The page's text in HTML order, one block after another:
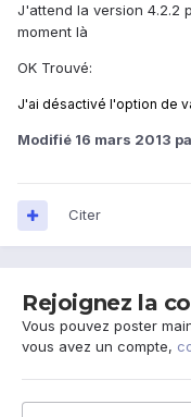
J'attend la version 4.2.2
moment là
OK Trouvé:
J'ai désactivé l'option de
Modifié 16 mars 2013
Citer
Rejoignez la
Vous pouvez poster
vous avez un compte,